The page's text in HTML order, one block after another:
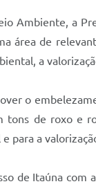
Ambiente, a
área de
a
o
de roxo e
para a
de Itaúna com